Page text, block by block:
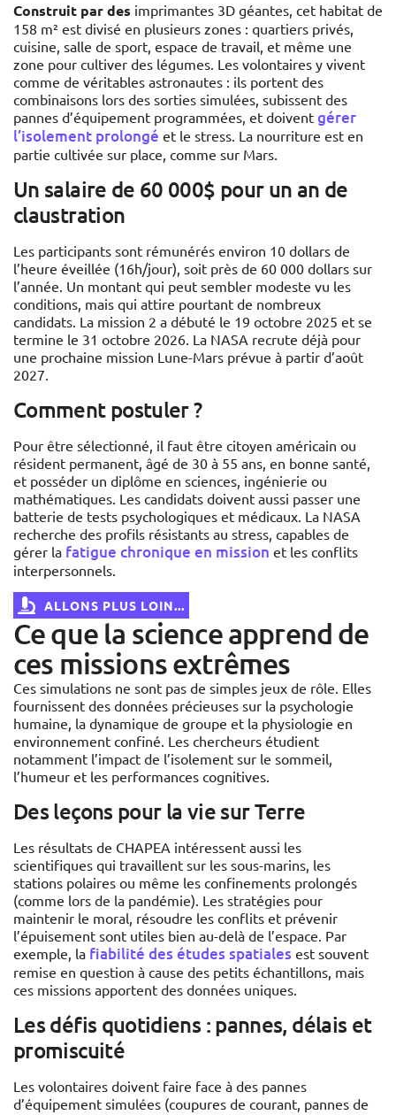
Construit par des imprimantes 3D géantes, cet habitat de
158 m² est divisé en plusieurs zones : quartiers privés,
cuisine, salle de sport, espace de travail, et même une
zone pour cultiver des légumes. Les volontaires y vivent
comme de véritables astronautes : ils portent des
combinaisons lors des sorties simulées, subissent des
pannes d’équipement programmées, et doivent gérer
l’isolement prolongé et le stress. La nourriture est en
partie cultivée sur place, comme sur Mars.
Un salaire de 60 000$ pour un an de
claustration
Les participants sont rémunérés environ 10 dollars de
l’heure éveillée (16h/jour), soit près de 60 000 dollars sur
l’année. Un montant qui peut sembler modeste vu les
conditions, mais qui attire pourtant de nombreux
candidats. La mission 2 a débuté le 19 octobre 2025 et se
termine le 31 octobre 2026. La NASA recrute déjà pour
une prochaine mission Lune-Mars prévue à partir d’août
2027.
Comment postuler ?
Pour être sélectionné, il faut être citoyen américain ou
résident permanent, âgé de 30 à 55 ans, en bonne santé,
et posséder un diplôme en sciences, ingénierie ou
mathématiques. Les candidats doivent aussi passer une
batterie de tests psychologiques et médicaux. La NASA
recherche des profils résistants au stress, capables de
gérer la fatigue chronique en mission et les conflits
interpersonnels.
ALLONS PLUS LOIN...
Ce que la science apprend de
ces missions extrêmes
Ces simulations ne sont pas de simples jeux de rôle. Elles
fournissent des données précieuses sur la psychologie
humaine, la dynamique de groupe et la physiologie en
environnement confiné. Les chercheurs étudient
notamment l’impact de l’isolement sur le sommeil,
l’humeur et les performances cognitives.
Des leçons pour la vie sur Terre
Les résultats de CHAPEA intéressent aussi les
scientifiques qui travaillent sur les sous-marins, les
stations polaires ou même les confinements prolongés
(comme lors de la pandémie). Les stratégies pour
maintenir le moral, résoudre les conflits et prévenir
l’épuisement sont utiles bien au-delà de l’espace. Par
exemple, la fiabilité des études spatiales est souvent
remise en question à cause des petits échantillons, mais
ces missions apportent des données uniques.
Les défis quotidiens : pannes, délais et
promiscuité
Les volontaires doivent faire face à des pannes
d’équipement simulées (coupures de courant, pannes de